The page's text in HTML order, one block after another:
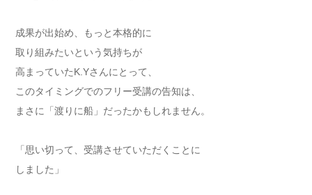
成果が出始め、もっと本格的に
取り組みたいという気持ちが
高まっていたK.Yさんにとって、
このタイミングでのフリー受講の告知は、
まさに「渡りに船」だったかもしれません。
「思い切って、受講させていただくことに
しました」